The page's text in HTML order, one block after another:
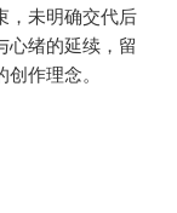
，未明确交代后
心绪的延续，留
作理念。